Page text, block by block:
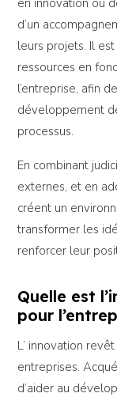
d’un
leurs projets. Il
ressources en
l’entreprise, afin
développement
processus.
En combinant
externes, et en
créent un
transformer les
renforcer leur
Quelle est
pour
L’ innovation
entreprises.
d’aider au